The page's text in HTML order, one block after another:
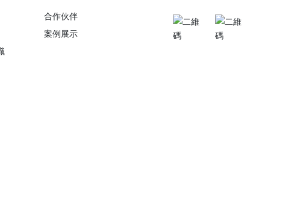
合作伙伴
案例展示